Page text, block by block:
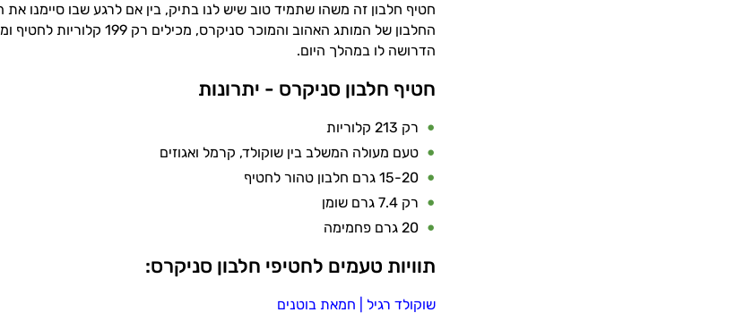
חטיף חלבון זה משהו שתמיד טוב שיש לנו בתיק, בין אם לרגע שבו סיימנו
החלבון של המותג האהוב
הדרושה לו במהלך היום.
חטיף חלבון סניקרס - יתרונות
רק 213 קלוריות
טעם מעולה המשלב בין שוקולד, קרמל ואגוזים
15-20 גרם חלבון טהור לחטיף
רק 7.4 גרם שומן
20 גרם פחמימה
תוויות טעמים לחטיפי חלבון סניקרס:
שוקולד רגיל
חמאת בוטנים